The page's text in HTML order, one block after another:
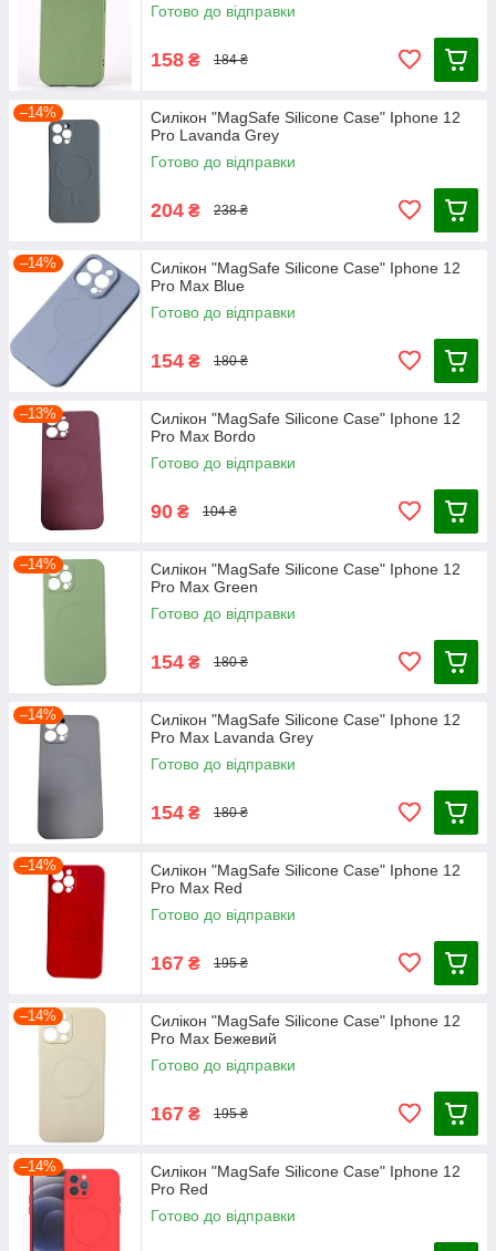
Готово до відправки
158 ₴ 184 ₴
–14%
Силікон "MagSafe Silicone Case" Iphone 12
Pro Lavanda Grey
Готово до відправки
204 ₴ 238 ₴
–14%
Силікон "MagSafe Silicone Case" Iphone 12
Pro Max Blue
Готово до відправки
154 ₴ 180 ₴
–13%
Силікон "MagSafe Silicone Case" Iphone 12
Pro Max Bordo
Готово до відправки
90 ₴ 104 ₴
–14%
Силікон "MagSafe Silicone Case" Iphone 12
Pro Max Green
Готово до відправки
154 ₴ 180 ₴
–14%
Силікон "MagSafe Silicone Case" Iphone 12
Pro Max Lavanda Grey
Готово до відправки
154 ₴ 180 ₴
–14%
Силікон "MagSafe Silicone Case" Iphone 12
Pro Max Red
Готово до відправки
167 ₴ 195 ₴
–14%
Силікон "MagSafe Silicone Case" Iphone 12
Pro Max Бежевий
Готово до відправки
167 ₴ 195 ₴
–14%
Силікон "MagSafe Silicone Case" Iphone 12
Pro Red
Готово до відправки